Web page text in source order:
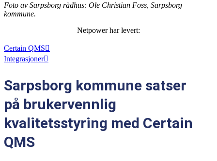
Foto av Sarpsborg rådhus: Ole Christian Foss, Sarpsborg
kommune.
Netpower har levert:
Certain QMS
Integrasjoner
Sarpsborg kommune satser
på brukervennlig
kvalitetsstyring med Certain
QMS